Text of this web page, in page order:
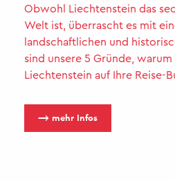
Obwohl Liechtenstein das
Welt ist, überrascht es mit
landschaftlichen und
sind unsere 5 Gründe, warum
Liechtenstein auf Ihre Reise-
⟶ mehr Infos